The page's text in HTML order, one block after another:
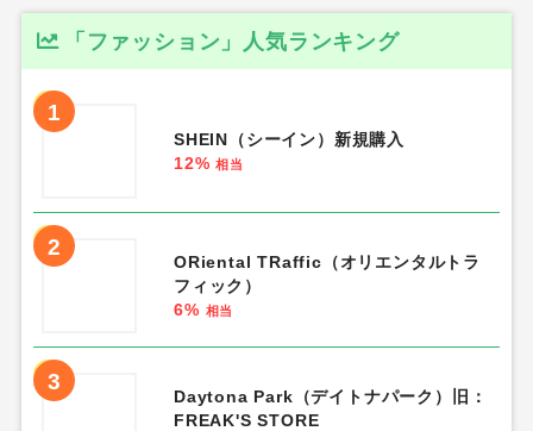
「ファッション」人気ランキング
1
SHEIN（シーイン）新規購入
12% 相当
2
ORiental TRaffic（オリエンタルトラ
フィック）
6% 相当
3
Daytona Park（デイトナパーク）旧：
FREAK'S STORE